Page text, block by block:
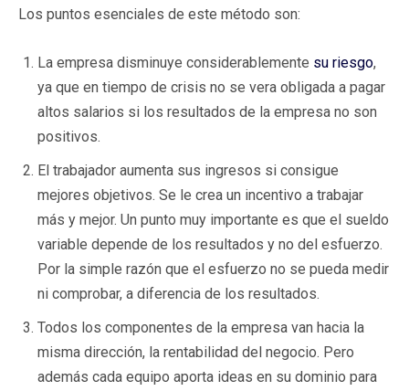
Los puntos esenciales de este método son:
La empresa disminuye considerablemente su riesgo,
ya que en tiempo de crisis no se vera obligada a pagar
altos salarios si los resultados de la empresa no son
positivos.
El trabajador aumenta sus ingresos si consigue
mejores objetivos. Se le crea un incentivo a trabajar
más y mejor. Un punto muy importante es que el sueldo
variable depende de los resultados y no del esfuerzo.
Por la simple razón que el esfuerzo no se pueda medir
ni comprobar, a diferencia de los resultados.
Todos los componentes de la empresa van hacia la
misma dirección, la rentabilidad del negocio. Pero
además cada equipo aporta ideas en su dominio para